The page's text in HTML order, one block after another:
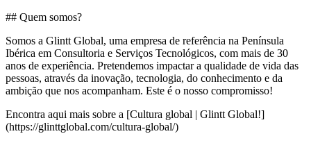
## Quem somos?
Somos a Glintt Global, uma empresa de referência na Península
Ibérica em Consultoria e Serviços Tecnológicos, com mais de 30
anos de experiência. Pretendemos impactar a qualidade de vida das
pessoas, através da inovação, tecnologia, do conhecimento e da
ambição que nos acompanham. Este é o nosso compromisso!
Encontra aqui mais sobre a [Cultura global | Glintt Global!]
(https://glinttglobal.com/cultura-global/)